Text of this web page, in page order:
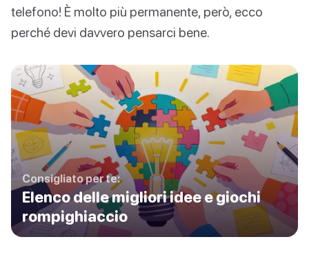
telefono! È molto più permanente, però, ecco
perché devi davvero pensarci bene.
Consigliato per te:
Elenco delle migliori idee e giochi
rompighiaccio